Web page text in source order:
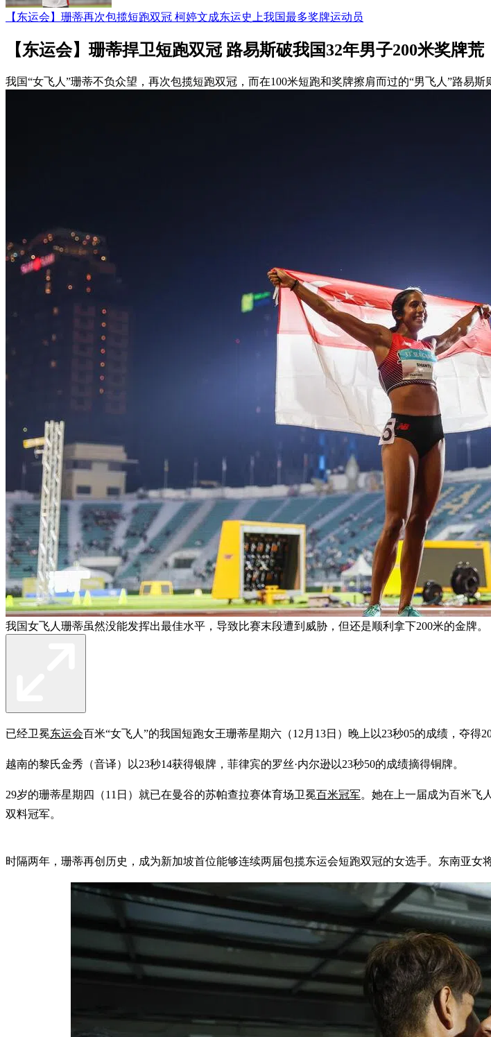
【东运会】珊蒂再次包揽短跑双冠 柯婷文成东运史上我国最多奖牌运动员
【东运会】珊蒂捍卫短跑双冠 路易斯破我国32年男子200米奖牌荒
我国“女飞人”珊蒂不负众望，再次包揽短跑双冠，而在100米短跑和奖牌擦肩而过的“男飞人”路易斯
我国女飞人珊蒂虽然没能发挥出最佳水平，导致比赛末段遭到威胁，但还是顺利拿下200米的金牌。
已经卫冕东运会百米“女飞人”的我国短跑女王珊蒂星期六（12月13日）晚上以23秒05的成绩，夺得
越南的黎氏金秀（音译）以23秒14获得银牌，菲律宾的罗丝·内尔逊以23秒50的成绩摘得铜牌。
29岁的珊蒂星期四（11日）就已在曼谷的苏帕查拉赛体育场卫冕百米冠军。她在上一届成为百米飞
双料冠军。
时隔两年，珊蒂再创历史，成为新加坡首位能够连续两届包揽东运会短跑双冠的女选手。东南亚女